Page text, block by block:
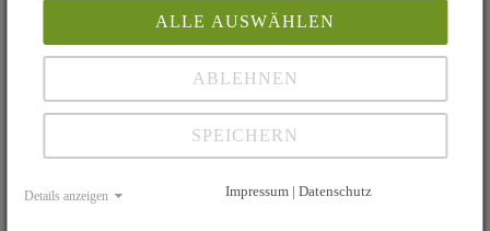
In einer feierlichen Zeremonie wurde am 12. März 2025 am
stillen Helden der Organspende und deren Angehörigen gewidmet ist.
Fast 3.000 Menschen haben seit 1995 allein am UKR dank einer Organspende
mehr...
ALLE AUSWÄHLEN
ABLEHNEN
SPEICHERN
Details anzeigen Impressum | Datenschutz